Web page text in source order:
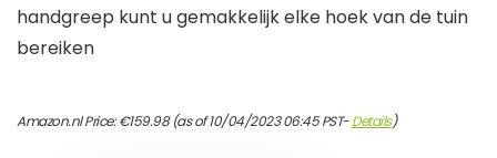
handgreep kunt u gemakkelijk elke hoek van de tuin
bereiken
Amazon.nl Price:€159.98(as of 10/04/2023 06:45 PST-Details)